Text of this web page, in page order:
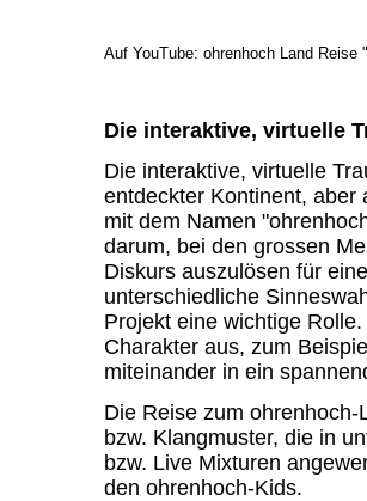
Auf YouTube: ohrenhoch Land Reise
Die interaktive, virtuelle
Die interaktive, virtuelle
entdeckter Kontinent, aber
mit dem Namen
darum, bei den grossen
Diskurs auszulösen für
unterschiedliche
Projekt eine wichtige
Charakter aus, zum
miteinander in ein
Die Reise zum
bzw. Klangmuster, die in
bzw. Live Mixturen
den ohrenhoch-Kids.